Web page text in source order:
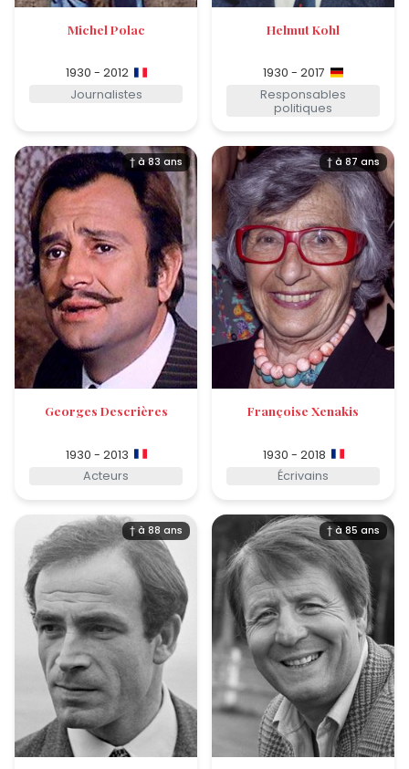
Michel Polac
1930 - 2012
Journalistes
Helmut Kohl
1930 - 2017
Responsables
politiques
† à 83 ans
Georges Descrières
1930 - 2013
Acteurs
† à 87 ans
Françoise Xenakis
1930 - 2018
Écrivains
† à 88 ans † à 85 ans